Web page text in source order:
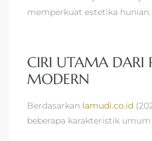
memperkuat estetika hunian.
CIRI UTAMA DARI
MODERN
Berdasarkan lamudi.co.id
beberapa karakteristik